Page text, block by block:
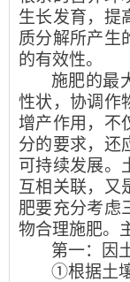
生长发育，提
质分解所产生
的有效性。
施肥的最
性状，协调作
增产作用，不
分的要求，还
可持续发展。
互相关联，又
肥要充分考虑
物合理施肥。
第一：因
①根据土